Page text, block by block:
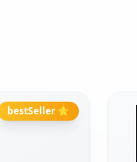
⭐ bestSeller